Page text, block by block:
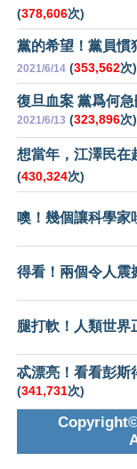
(378,606次)
黨的希望！黨員慣
2021/6/14 (353,562次)
復旦血案 黨爲何
2021/6/13 (323,896次)
想當年，江澤民在
(430,324次)
噢！幾個讓科學家
得看！兩個令人震
腿打軟！人類世界
忒漂亮！看看彭斯
(341,731次)